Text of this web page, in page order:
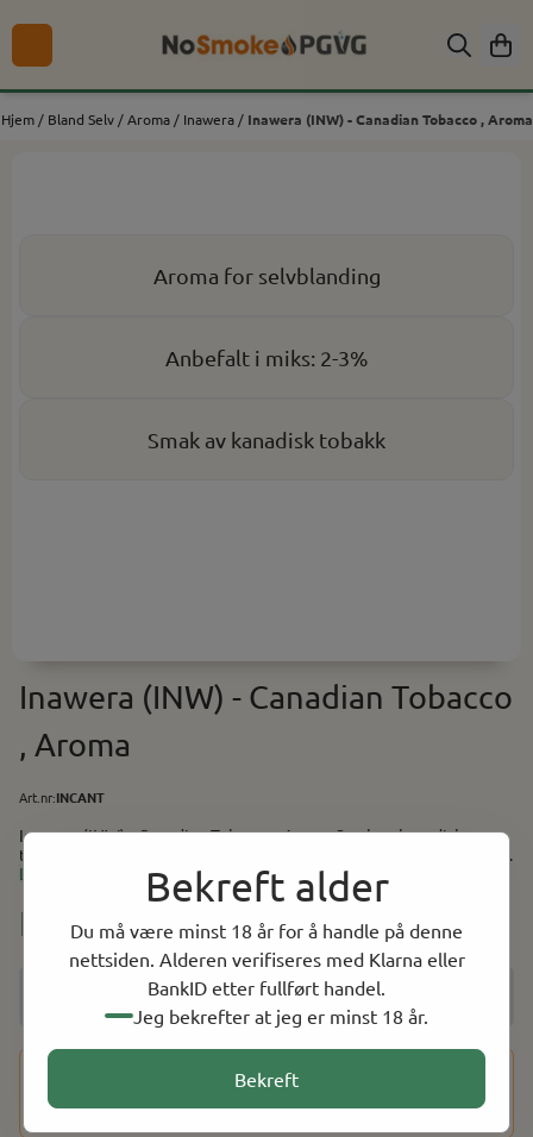
Bekreft alder
Du må være minst 18 år for å handle på denne
nettsiden. Alderen verifiseres med Klarna eller
BankID etter fullført handel.
Jeg bekrefter at jeg er minst 18 år.
Bekreft
Hopp til innhold
Hjem / Bland Selv /Aroma / Inawera / Inawera (INW) - Canadian Tobacco , Aroma
Aroma for selvblanding
Anbefalt i miks: 2-3%
Smak av kanadisk tobakk
Inawera (INW) - Canadian Tobacco
, Aroma
Art.nr:INCANT
Inawera (INW) - Canadian Tobacco , Aroma Smak av kanadisk
tobakk. Anbefalt i miks: 2-3% Baser (PG/VG) finner du her. Utstyr
og tilbehør til selvblanding finner du her.
Les mer
NOK 49.00
Dette produktet har en aldersbegrensning på 18 år. Etter at
du har fullført kjøpet, vil du bli bedt om å bekrefte alderen